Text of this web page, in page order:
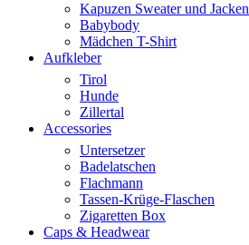
Kapuzen Sweater und Jacken
Babybody
Mädchen T-Shirt
Aufkleber
Tirol
Hunde
Zillertal
Accessories
Untersetzer
Badelatschen
Flachmann
Tassen-Krüge-Flaschen
Zigaretten Box
Caps & Headwear